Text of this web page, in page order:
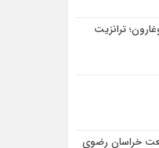
ترانزیت
خراسان رضوی